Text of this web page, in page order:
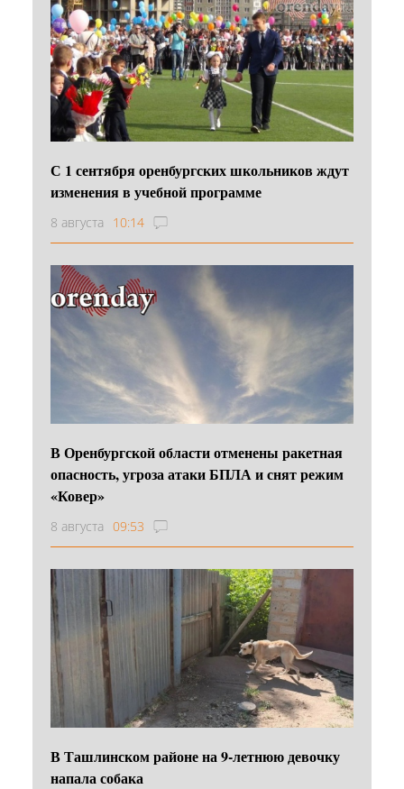
С 1 сентября оренбургских школьников ждут
изменения в учебной программе
8 августа 10:14
В Оренбургской области отменены ракетная
опасность, угроза атаки БПЛА и снят режим
«Ковер»
8 августа 09:53
В Ташлинском районе на 9-летнюю девочку
напала собака